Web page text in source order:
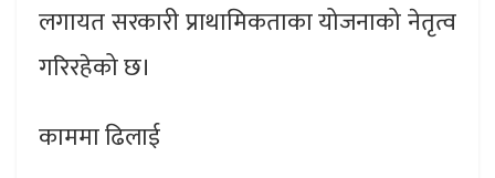
लगायत सरकारी प्राथामिकताका योजनाको नेतृत्व
गरिरहेको छ।
काममा ढिलाई